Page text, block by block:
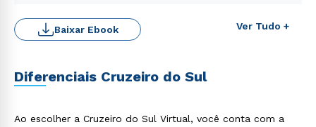
Ver Tudo +
Baixar Ebook
Diferenciais Cruzeiro do Sul
Ao escolher a Cruzeiro do Sul Virtual, você conta com a